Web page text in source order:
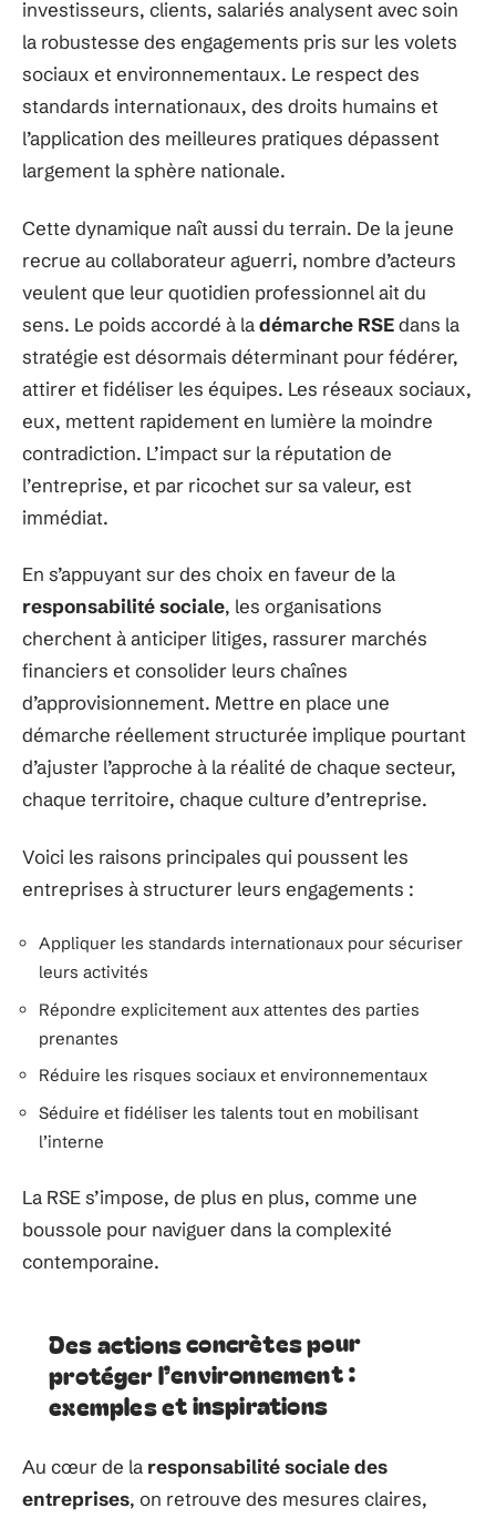
investisseurs, clients, salariés analysent avec soin
la robustesse des engagements pris sur les volets
sociaux et environnementaux. Le respect des
standards internationaux, des droits humains et
l’application des meilleures pratiques dépassent
largement la sphère nationale.
Cette dynamique naît aussi du terrain. De la jeune
recrue au collaborateur aguerri, nombre d’acteurs
veulent que leur quotidien professionnel ait du
sens. Le poids accordé à ladémarche RSEdans la
stratégie est désormais déterminant pour fédérer,
attirer et fidéliser les équipes. Les réseaux sociaux,
eux, mettent rapidement en lumière la moindre
contradiction. L’impact sur la réputation de
l’entreprise, et par ricochet sur sa valeur, est
immédiat.
En s’appuyant sur des choix en faveur de la
responsabilité sociale, les organisations
cherchent à anticiper litiges, rassurer marchés
financiers et consolider leurs chaînes
d’approvisionnement. Mettre en place une
démarche réellement structurée implique pourtant
d’ajuster l’approche à la réalité de chaque secteur,
chaque territoire, chaque culture d’entreprise.
Voici les raisons principales qui poussent les
entreprises à structurer leurs engagements :
Appliquer les standards internationaux pour sécuriser
leurs activités
Répondre explicitement aux attentes des parties
prenantes
Réduire les risques sociaux et environnementaux
Séduire et fidéliser les talents tout en mobilisant
l’interne
La RSE s’impose, de plus en plus, comme une
boussole pour naviguer dans la complexité
contemporaine.
Des actions concrètes pour
protéger l’environnement :
exemples et inspirations
Au cœur de la responsabilité sociale des
entreprises, on retrouve des mesures claires,